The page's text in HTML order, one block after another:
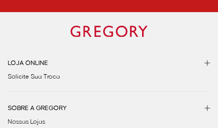
LOJA ONLINE
Solicite Sua Troca
SOBRE A GREGORY
Nossas Lojas